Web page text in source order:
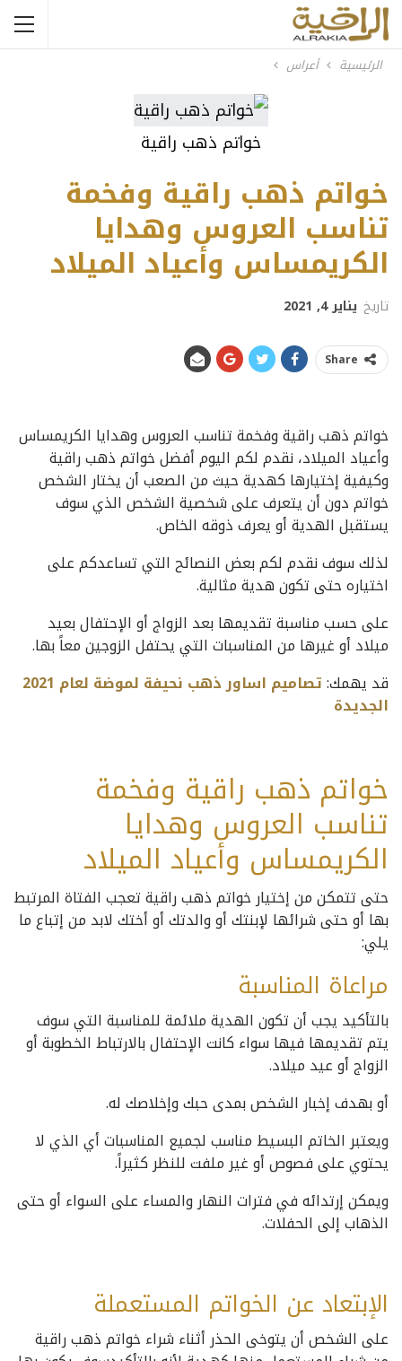
الرئيسية أعراس
خواتم ذهب راقية
خواتم ذهب راقية وفخمة
تناسب العروس وهدايا
الكريمساس وأعياد الميلاد
تاريخ يناير 4, 2021
Share
خواتم ذهب راقية وفخمة تناسب العروس وهدايا الكريمساس
وأعياد الميلاد، نقدم لكم اليوم أفضل خواتم ذهب راقية
وكيفية إختيارها كهدية حيث من الصعب أن يختار الشخص
خواتم دون أن يتعرف على شخصية الشخص الذي سوف
يستقبل الهدية أو يعرف ذوقه الخاص.
لذلك سوف نقدم لكم بعض النصائح التي تساعدكم على
اختياره حتى تكون هدية مثالية.
على حسب مناسبة تقديمها بعد الزواج أو الإحتفال بعيد
ميلاد أو غيرها من المناسبات التي يحتفل الزوجين معاً بها.
قد يهمك:
تصاميم اساور ذهب نحيفة لموضة لعام 2021
الجديدة
خواتم ذهب راقية وفخمة
تناسب العروس وهدايا
الكريمساس وأعياد الميلاد
حتى تتمكن من إختيار خواتم ذهب راقية تعجب الفتاة المرتبط
بها أو حتى شرائها لإبنتك أو والدتك أو أختك لابد من إتباع ما
يلي:
مراعاة المناسبة
بالتأكيد يجب أن تكون الهدية ملائمة للمناسبة التي سوف
يتم تقديمها فيها سواء كانت الإحتفال بالارتباط الخطوبة أو
الزواج أو عيد ميلاد.
أو بهدف إخبار الشخص بمدى حبك وإخلاصك له.
ويعتبر الخاتم البسيط مناسب لجميع المناسبات أي الذي لا
يحتوي على فصوص أو غير ملفت للنظر كثيراً.
ويمكن إرتدائه في فترات النهار والمساء على السواء أو حتى
الذهاب إلى الحفلات.
الإبتعاد عن الخواتم المستعملة
على الشخص أن يتوخى الحذر أثناء شراء خواتم ذهب راقية